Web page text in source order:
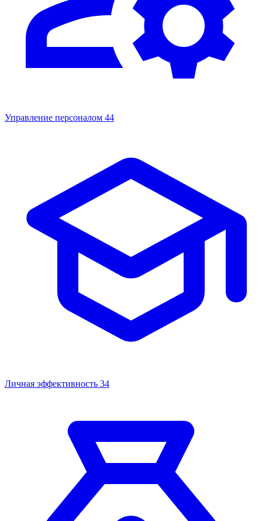
Управление персоналом 44
Личная эффективность 34